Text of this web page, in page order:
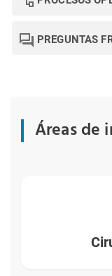
PREGUNTAS
Áreas de